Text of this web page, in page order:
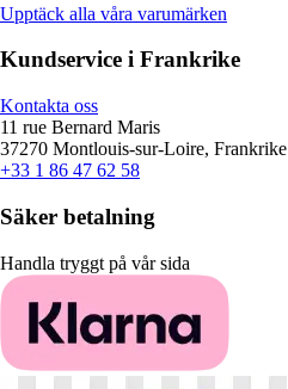
Upptäck alla våra varumärken
Kundservice i Frankrike
Kontakta oss
11 rue Bernard Maris
37270 Montlouis-sur-Loire, Frankrike
+33 1 86 47 62 58
Säker betalning
Handla tryggt på vår sida